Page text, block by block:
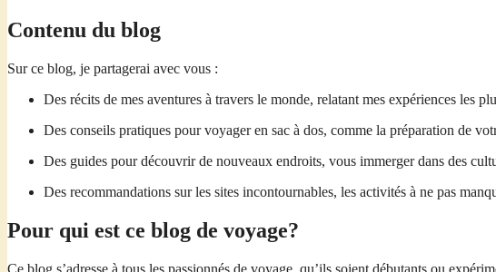
Contenu du blog
Sur ce blog, je partagerai avec vous :
Des récits de mes aventures à travers le monde, relatant mes expériences les
Des conseils pratiques pour voyager en sac à dos, comme la préparation de
Des guides pour découvrir de nouveaux endroits, vous immerger dans des
Des recommandations sur les sites incontournables, les activités à ne pas
Pour qui est ce blog de voyage?
Ce blog s’adresse à tous les passionnés de voyage, qu’ils soient débutants ou